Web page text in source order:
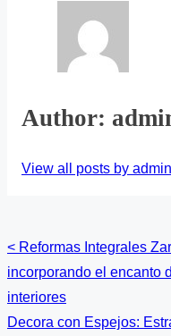
Author:
View all posts by
Posts
navigation
< Reformas Integrales
incorporando el encanto
interiores
Decora con Espejos: